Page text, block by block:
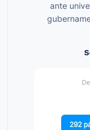
ante
292